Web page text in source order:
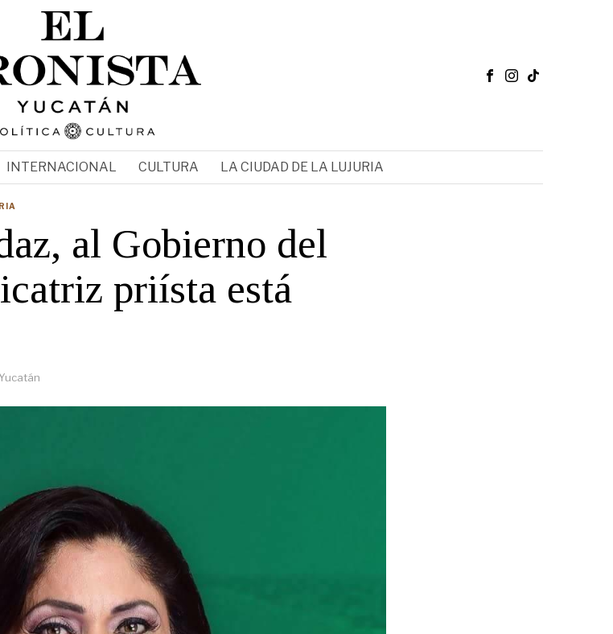
INTERNACIONAL CULTURA LA CIUDAD DE LA LUJURIA
al Gobierno del
priísta está